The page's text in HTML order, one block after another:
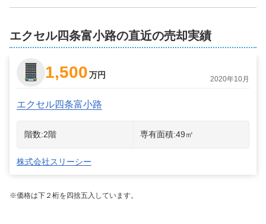
エクセル四条富小路の直近の売却実績
1,500万円 2020年10月
エクセル四条富小路
階数:2階 専有面積:49㎡
株式会社スリーシー
※価格は下２桁を四捨五入しています。